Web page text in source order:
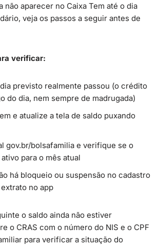
não aparecer no Caixa Tem até o dia
veja os passos a seguir antes de
verificar:
previsto realmente passou (o crédito
do dia, nem sempre de madrugada)
e atualize a tela de saldo puxando
gov.br/bolsafamilia e verifique se o
para o mês atual
há bloqueio ou suspensão no cadastro
no app
o saldo ainda não estiver
o CRAS com o número do NIS e o CPF
para verificar a situação do